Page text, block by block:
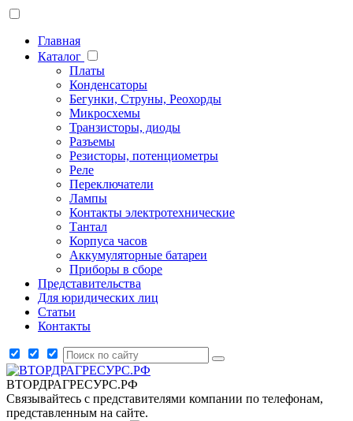
Главная
Каталог
Платы
Конденсаторы
Бегунки, Струны, Реохорды
Микросхемы
Транзисторы, диоды
Разъемы
Резисторы, потенциометры
Реле
Переключатели
Лампы
Контакты электротехнические
Тантал
Корпуса часов
Аккумуляторные батареи
Приборы в сборе
Представительства
Для юридических лиц
Статьи
Контакты
ВТОРДРАГРЕСУРС.РФ
Связывайтесь с представителями компании по телефонам,
представленным на сайте.